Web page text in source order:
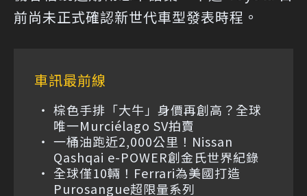
前尚未正式確認新世代車型發表時程。
車訊最前線
棕色手排「大牛」身價再創高？全球
唯一Murciélago SV拍賣
一桶油跑近2,000公里！Nissan
Qashqai e-POWER創金氏世界紀錄
全球僅10輛！Ferrari為美國打造
Purosangue超限量系列